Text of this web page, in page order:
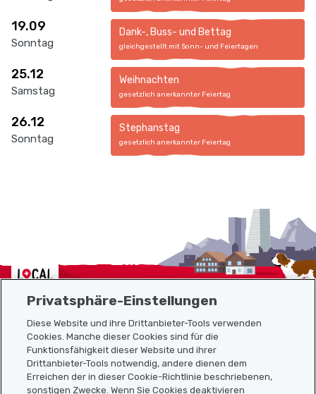
19.09
Sonntag
Dank-, Buss- und Bettag
gleichgestellt mit Sonn- und Feiertagen
25.12
Samstag
Weihnachten
gesetzlich anerkannter Feiertag
26.12
Sonntag
Stephanstag
gesetzlich anerkannter Feiertag
Localcities
Sitemap
Nützliche Links
Privatsphäre-Einstellungen
Diese Website und ihre Drittanbieter-Tools verwenden
Cookies. Manche dieser Cookies sind für die
Funktionsfähigkeit dieser Website und ihrer
Drittanbieter-Tools notwendig, andere dienen dem
Erreichen der in dieser Cookie-Richtlinie beschriebenen,
sonstigen Zwecke. Wenn Sie Cookies deaktivieren